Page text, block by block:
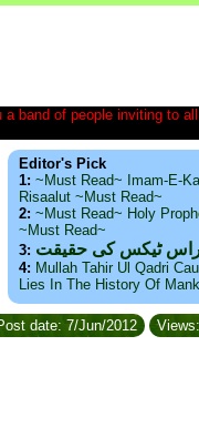
band of people inviting to
Editor's Pick
1: ~Must Read~ Imam-E-
Risaalut ~Must Read~
2: ~Must Read~ Holy
~Must Read~
3: ٹیکس کی حقیقت
4: Mullah Tahir Ul Qadri
Lies In The History Of
date: 7/Jun/2012